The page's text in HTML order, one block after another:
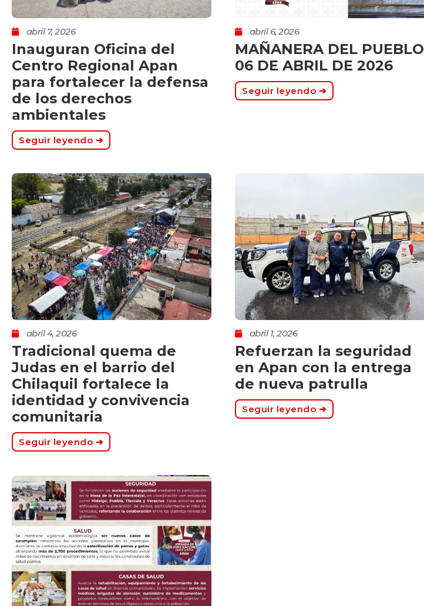
abril 7, 2026
Inauguran Oficina del
Centro Regional Apan
para fortalecer la defensa
de los derechos
ambientales
Seguir leyendo ➔
abril 6, 2026
MAÑANERA DEL PUEBLO
06 DE ABRIL DE 2026
Seguir leyendo ➔
abril 4, 2026
Tradicional quema de
Judas en el barrio del
Chilaquil fortalece la
identidad y convivencia
comunitaria
Seguir leyendo ➔
abril 1, 2026
Refuerzan la seguridad
en Apan con la entrega
de nueva patrulla
Seguir leyendo ➔